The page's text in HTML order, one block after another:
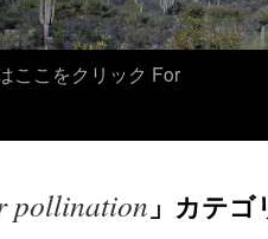
ここをクリック For
pollination 」カテ